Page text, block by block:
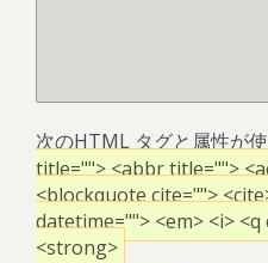
次のHTML タグと属性が
title=""> <abbr title="">
<blockquote cite="">
datetime=""> <em> <i>
<strong>